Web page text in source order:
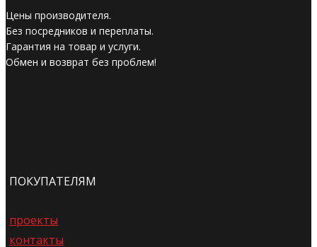
Цены производителя.
Без посредников и переплаты.
Гарантия на товар и услуги.
Обмен и возврат без проблем!
ПОКУПАТЕЛЯМ
проекты
контакты